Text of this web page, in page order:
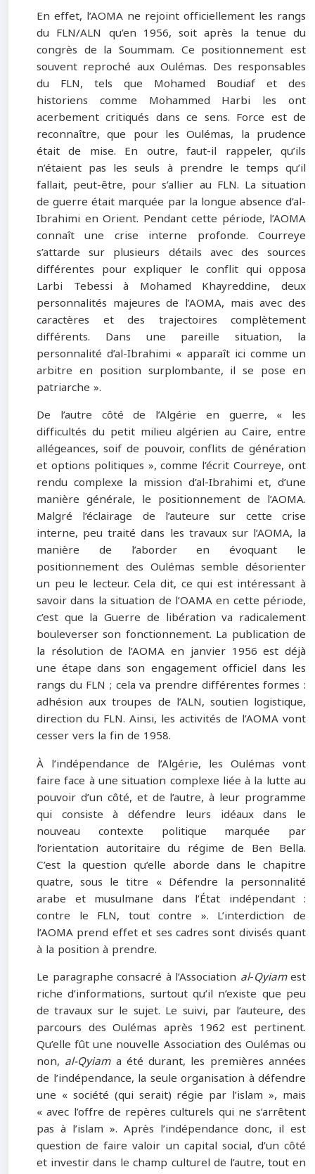
En effet, l’AOMA ne rejoint officiellement les rangs
du FLN/ALN qu’en 1956, soit après la tenue du
congrès de la Soummam. Ce positionnement est
souvent reproché aux Oulémas. Des responsables
du FLN, tels que Mohamed Boudiaf et des
historiens comme Mohammed Harbi les ont
acerbement critiqués dans ce sens. Force est de
reconnaître, que pour les Oulémas, la prudence
était de mise. En outre, faut-il rappeler, qu’ils
n’étaient pas les seuls à prendre le temps qu’il
fallait, peut-être, pour s’allier au FLN. La situation
de guerre était marquée par la longue absence d’al-
Ibrahimi en Orient. Pendant cette période, l’AOMA
connaît une crise interne profonde. Courreye
s’attarde sur plusieurs détails avec des sources
différentes pour expliquer le conflit qui opposa
Larbi Tebessi à Mohamed Khayreddine, deux
personnalités majeures de l’AOMA, mais avec des
caractères et des trajectoires complètement
différents. Dans une pareille situation, la
personnalité d’al-Ibrahimi « apparaît ici comme un
arbitre en position surplombante, il se pose en
patriarche ».
De l’autre côté de l’Algérie en guerre, « les
difficultés du petit milieu algérien au Caire, entre
allégeances, soif de pouvoir, conflits de génération
et options politiques », comme l’écrit Courreye, ont
rendu complexe la mission d’al-Ibrahimi et, d’une
manière générale, le positionnement de l’AOMA.
Malgré l’éclairage de l’auteure sur cette crise
interne, peu traité dans les travaux sur l’AOMA, la
manière de l’aborder en évoquant le
positionnement des Oulémas semble désorienter
un peu le lecteur. Cela dit, ce qui est intéressant à
savoir dans la situation de l’OAMA en cette période,
c’est que la Guerre de libération va radicalement
bouleverser son fonctionnement. La publication de
la résolution de l’AOMA en janvier 1956 est déjà
une étape dans son engagement officiel dans les
rangs du FLN ; cela va prendre différentes formes :
adhésion aux troupes de l’ALN, soutien logistique,
direction du FLN. Ainsi, les activités de l’AOMA vont
cesser vers la fin de 1958.
À l’indépendance de l’Algérie, les Oulémas vont
faire face à une situation complexe liée à la lutte au
pouvoir d’un côté, et de l’autre, à leur programme
qui consiste à défendre leurs idéaux dans le
nouveau contexte politique marquée par
l’orientation autoritaire du régime de Ben Bella.
C’est la question qu’elle aborde dans le chapitre
quatre, sous le titre « Défendre la personnalité
arabe et musulmane dans l’État indépendant :
contre le FLN, tout contre ». L’interdiction de
l’AOMA prend effet et ses cadres sont divisés quant
à la position à prendre.
Le paragraphe consacré à l’Association al-Qyiamest
riche d’informations, surtout qu’il n’existe que peu
de travaux sur le sujet. Le suivi, par l’auteure, des
parcours des Oulémas après 1962 est pertinent.
Qu’elle fût une nouvelle Association des Oulémas ou
non, al-Qyiama été durant, les premières années
de l’indépendance, la seule organisation à défendre
une « société (qui serait) régie par l’islam », mais
« avec l’offre de repères culturels qui ne s’arrêtent
pas à l’islam ». Après l’indépendance donc, il est
question de faire valoir un capital social, d’un côté
et investir dans le champ culturel de l’autre, tout en